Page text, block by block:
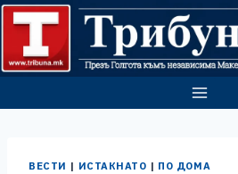
Skip
content
ВЕСТИ | ИСТАКНАТО | ПО ДОМА